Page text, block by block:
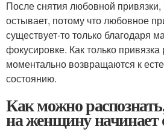
После снятия любовной
остывает, потому что любовное
существует-то только благодаря
фокусировке. Как только
моментально возвращаются к
состоянию.
Как можно
на женщину начинает